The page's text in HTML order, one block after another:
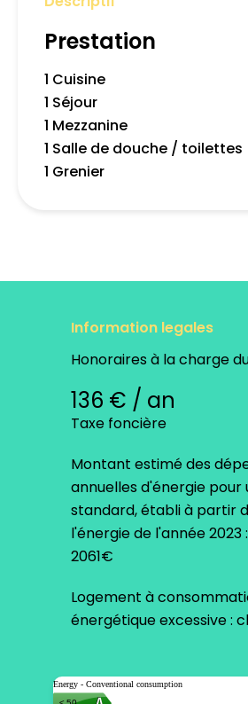
Prestation
1 Cuisine
1 Séjour
1 Mezzanine
1 Salle de douche / toilettes
1 Grenier
Information legales
Honoraires à la charge
136 € / an
Taxe foncière
Montant estimé des
annuelles d'énergie pour
standard, établi à partir
l'énergie de l'année 2023
2061€
Logement à
énergétique excessive :